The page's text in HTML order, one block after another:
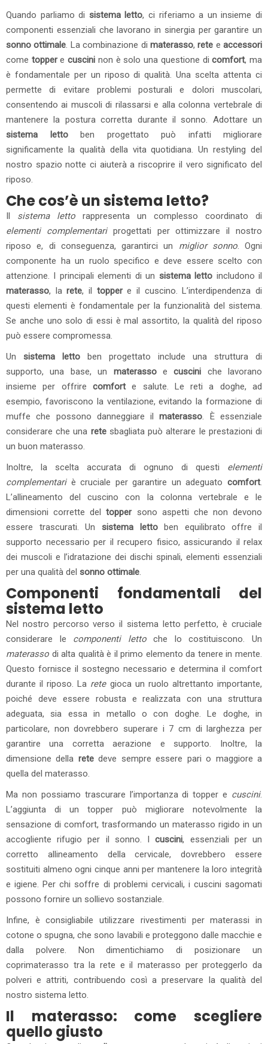
Quando parliamo di sistema letto, ci riferiamo a un insieme di
componenti essenziali che lavorano in sinergia per garantire un
sonno ottimale . La combinazione di materasso,rete e accessori
come topperecuscini non è solo una questione dicomfort, ma
è fondamentale per un riposo di qualità. Una scelta attenta ci
permette di evitare problemi posturali e dolori muscolari,
consentendo ai muscoli di rilassarsi e alla colonna vertebrale di
mantenere la postura corretta durante il sonno. Adottare un
sistema lettoben progettato può infatti migliorare
significamente la qualità della vita quotidiana. Un restyling del
nostro spazio notte ci aiuterà a riscoprire il vero significato del
riposo.
Che cos’è un sistema letto?
Il sistema letto rappresenta un complesso coordinato di
elementi complementariprogettati per ottimizzare il nostro
riposo e, di conseguenza, garantirci un miglior sonno. Ogni
componente ha un ruolo specifico e deve essere scelto con
attenzione. I principali elementi di un sistema letto includono il
materasso, larete, il toppere il cuscino. L’interdipendenza di
questi elementi è fondamentale per la funzionalità del sistema.
Se anche uno solo di essi è mal assortito, la qualità del riposo
può essere compromessa.
Un sistema letto ben progettato include una struttura di
supporto, una base, un materassoecuscini che lavorano
insieme per offrire comforte salute. Le reti a doghe, ad
esempio, favoriscono la ventilazione, evitando la formazione di
muffe che possono danneggiare ilmaterasso . È essenziale
considerare che una retesbagliata può alterare le prestazioni di
un buon materasso.
Inoltre, la scelta accurata di ognuno di questi elementi
complementariè cruciale per garantire un adeguato comfort.
L’allineamento del cuscino con la colonna vertebrale e le
dimensioni corrette deltoppersono aspetti che non devono
essere trascurati. Un sistema lettoben equilibrato offre il
supporto necessario per il recupero fisico, assicurando il relax
dei muscoli e l’idratazione dei dischi spinali, elementi essenziali
per una qualità del sonno ottimale
Componenti fondamentali del
sistema letto
Nel nostro percorso verso il sistema letto perfetto, è cruciale
considerare le componenti lettoche lo costituiscono. Un
materasso di alta qualità è il primo elemento da tenere in mente.
Questo fornisce il sostegno necessario e determina il comfort
durante il riposo. La retegioca un ruolo altrettanto importante,
poiché deve essere robusta e realizzata con una struttura
adeguata, sia essa in metallo o con doghe. Le doghe, in
particolare, non dovrebbero superare i 7 cm di larghezza per
garantire una corretta aerazione e supporto. Inoltre, la
dimensione della retedeve sempre essere pari o maggiore a
quella del materasso.
Ma non possiamo trascurare l’importanza di topper e cuscini.
L’aggiunta di un topper può migliorare notevolmente la
sensazione di comfort, trasformando un materasso rigido in un
accogliente rifugio per il sonno. Icuscini, essenziali per un
corretto allineamento della cervicale, dovrebbero essere
sostituiti almeno ogni cinque anni per mantenere la loro integrità
e igiene. Per chi soffre di problemi cervicali, i cuscini sagomati
possono fornire un sollievo sostanziale.
Infine, è consigliabile utilizzare rivestimenti per materassi in
cotone o spugna, che sono lavabili e proteggono dalle macchie e
dalla polvere. Non dimentichiamo di posizionare un
coprimaterasso tra la rete e il materasso per proteggerlo da
polveri e attriti, contribuendo così a preservare la qualità del
nostro sistema letto.
Il materasso: come scegliere
quello giusto